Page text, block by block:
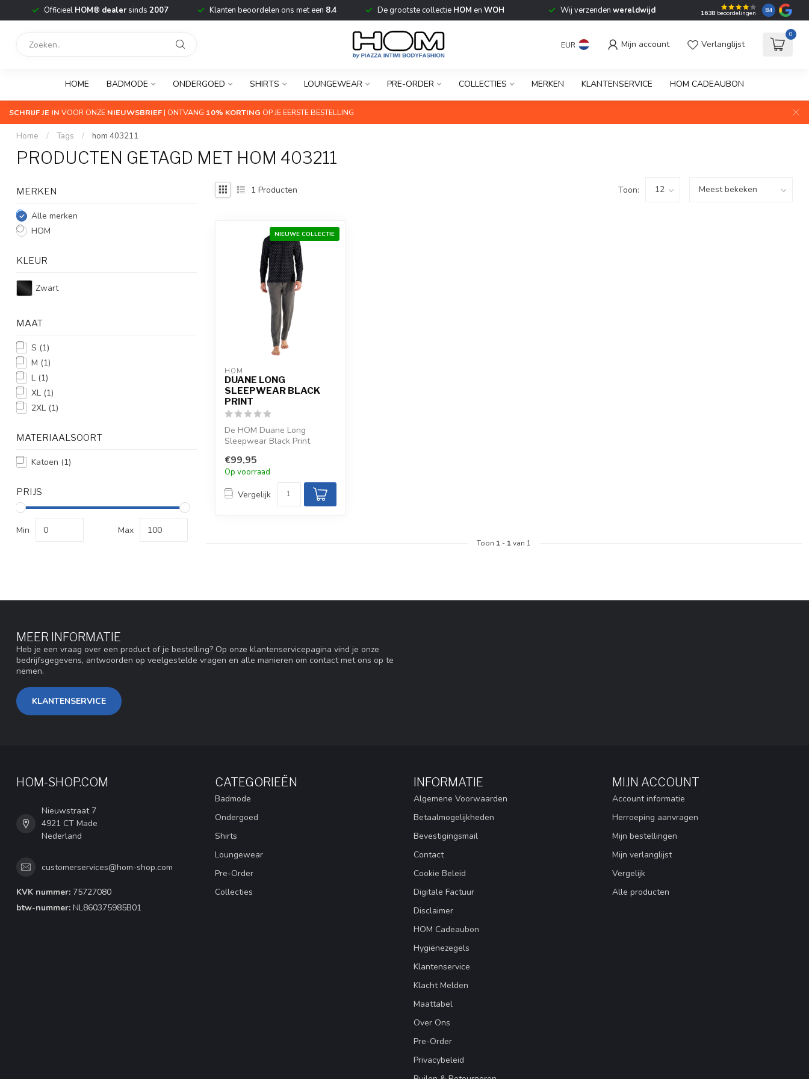
Officieel HOM® dealersinds 2007 Klanten beoordelen ons met een 8.4 De grootste collectie HOM en WOH Wij verzenden wereldwijd 1638 beoordelingen 8.4
EUR Mijn account Verlanglijst
0
HOME BADMODE ONDERGOED SHIRTS LOUNGEWEAR PRE-ORDER COLLECTIES MERKEN KLANTENSERVICE HOM CADEAUBON
SCHRIJF JE IN VOOR ONZE NIEUWSBRIEF| ONTVANG 10% KORTING OP JE EERSTE BESTELLING
Home / Tags / hom 403211
PRODUCTEN GETAGD MET HOM 403211
MERKEN
Alle merken
HOM
KLEUR
Zwart
MAAT
S (1)
M (1)
L (1)
XL (1)
2XL (1)
MATERIAALSOORT
Katoen (1)
PRIJS
Min Max
1 Producten Toon:
NIEUWE COLLECTIE
HOM
DUANE LONG
SLEEPWEAR BLACK
PRINT
De HOM Duane Long
Sleepwear Black Print
grijs-wit motief...
€99,95
Op voorraad
Vergelijk
Toon 1 - 1van 1
MEER INFORMATIE
Heb je een vraag over een product of je bestelling? Op onze klantenservicepagina vind je onze
bedrijfsgegevens, antwoorden op veelgestelde vragen en alle manieren om contact met ons op te
nemen.
KLANTENSERVICE
HOM-SHOP.COM
Nieuwstraat 7
4921 CT Made
Nederland
customerservices@hom-shop.com
KVK nummer: 75727080
btw-nummer: NL860375985B01
CATEGORIEËN
Badmode
Ondergoed
Shirts
Loungewear
Pre-Order
Collecties
INFORMATIE
Algemene Voorwaarden
Betaalmogelijkheden
Bevestigingsmail
Contact
Cookie Beleid
Digitale Factuur
Disclaimer
HOM Cadeaubon
Hygiënezegels
Klantenservice
Klacht Melden
Maattabel
Over Ons
Pre-Order
Privacybeleid
MIJN ACCOUNT
Account informatie
Herroeping aanvragen
Mijn bestellingen
Mijn verlanglijst
Vergelijk
Alle producten